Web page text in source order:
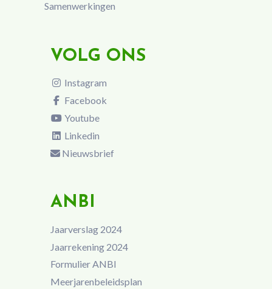
Samenwerkingen
VOLG ONS
Instagram
Facebook
Youtube
Linkedin
Nieuwsbrief
ANBI
Jaarverslag 2024
Jaarrekening 2024
Formulier ANBI
Meerjarenbeleidsplan